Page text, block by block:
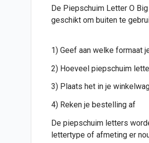
De Piepschuim Letter O
geschikt om buiten te
1) Geef aan welke formaat
2) Hoeveel piepschuim
3) Plaats het in je
4) Reken je bestelling af
De piepschuim letters
lettertype of afmeting er